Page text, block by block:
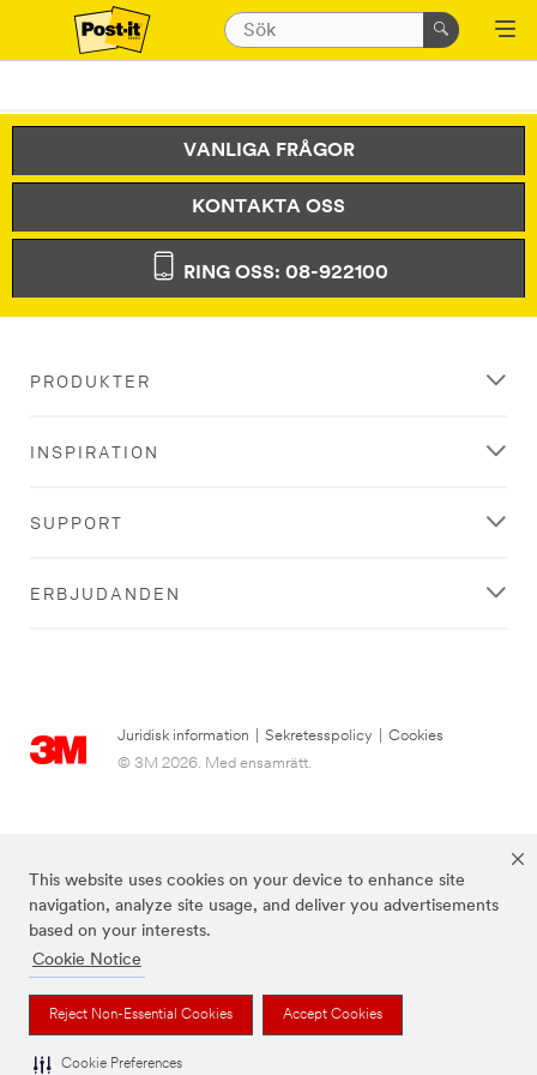
This website uses cookies on your device to enhance site
navigation, analyze site usage, and deliver you advertisements
based on your interests.
Cookie Notice
Reject Non-Essential Cookies Accept Cookies
Cookie Preferences
VANLIGA FRÅGOR
KONTAKTA OSS
RING OSS: 08-922100
PRODUKTER
INSPIRATION
SUPPORT
ERBJUDANDEN
Juridisk information Sekretesspolicy
Cookies
© 3M 2026. Med ensamrätt.
3M, Post-it® och färgen Canary Yellow™ är varumärken som tillhör 3M.